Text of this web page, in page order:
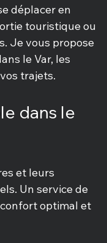
déplacer en
touristique ou
Je vous propose
le Var, les
trajets.
dans le
et leurs
Un service de
optimal et